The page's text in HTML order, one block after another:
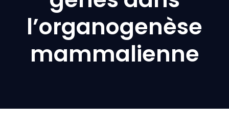
l’organogenèse
mammalienne